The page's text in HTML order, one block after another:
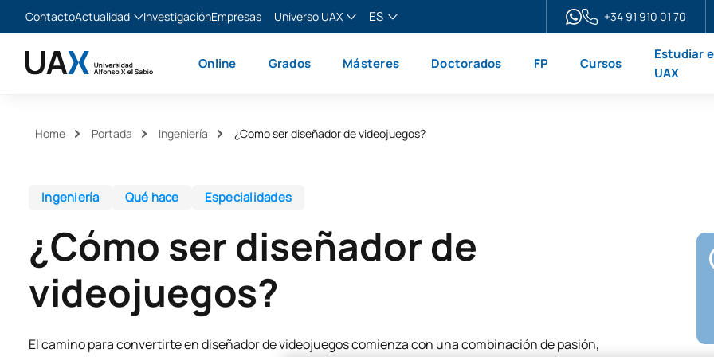
ContactoActualidad
Noticias
InvestigaciónEmpresas
Universo UAX
XTART
ES
English
+34 91 910 01 70
Online Grados Másteres Doctorados FP Cursos
Estudiar
UAX
Home Portada Ingeniería ¿Como ser diseñador de videojuegos?
Ingeniería Qué hace Especialidades
¿Cómo ser diseñador de
videojuegos?
El camino para convertirte en diseñador de videojuegos comienza con una combinación de pasión,